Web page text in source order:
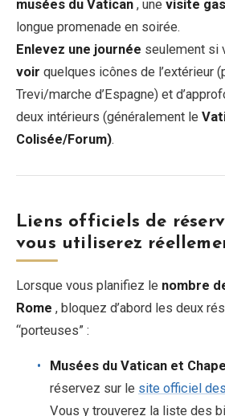
musées du Vatican , une visite
longue promenade en soirée.
Enlevez une journée seulement si
voir quelques icônes de l’extérieur
Trevi/marche d’Espagne) et
deux intérieurs (généralement le
Colisée/Forum).
Liens officiels de
vous utiliserez
Lorsque vous planifiez le nombre
Rome , bloquez d’abord les deux
“porteuses” :
Musées du Vatican et
réservez sur le site officiel
Vous y trouverez la liste des